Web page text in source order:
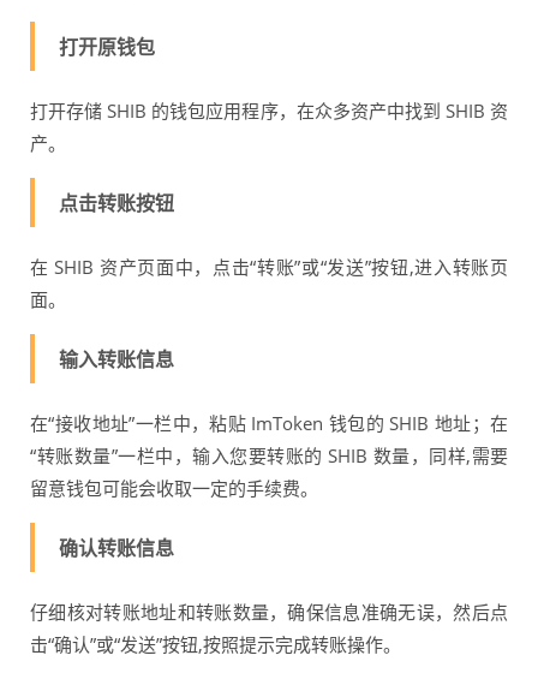
打开原钱包
打开存储 SHIB 的钱包应用程序，在众多资产中找到 SHIB 资
产。
点击转账按钮
在 SHIB 资产页面中，点击“转账”或“发送”按钮,进入转账页
面。
输入转账信息
在“接收地址”一栏中，粘贴 ImToken 钱包的 SHIB 地址；在
“转账数量”一栏中，输入您要转账的 SHIB 数量，同样,需要
留意钱包可能会收取一定的手续费。
确认转账信息
仔细核对转账地址和转账数量，确保信息准确无误，然后点
击“确认”或“发送”按钮,按照提示完成转账操作。